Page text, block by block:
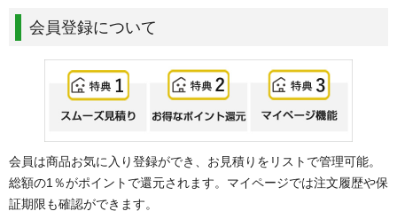
会員登録について
会員は商品お気に入り登録ができ、お見積りをリストで管理可能。
総額の1％がポイントで還元されます。マイページでは注文履歴や保
証期限も確認ができます。